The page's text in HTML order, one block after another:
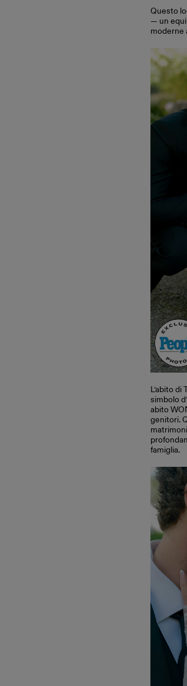
Questo
— un
moderne
L’abito
simbolo
abito
genitori.
famiglia.